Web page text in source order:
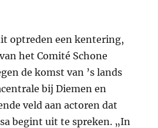
optreden een kentering,
het Comité Schone
de komst van ’s lands
bij Diemen en
veld aan actoren dat
begint uit te spreken. „In